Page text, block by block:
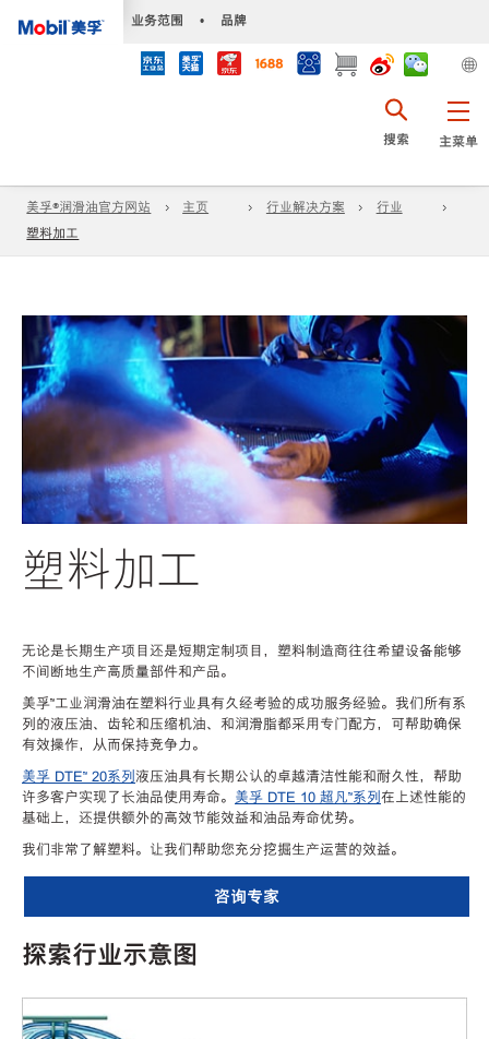
业务范围 • 品牌
主菜单
搜索
美孚®润滑油官方网站 主页 行业解决方案
行业
塑料加工
塑料加工
无论是长期生产项目还是短期定制项目，塑料制造商往往希望设备能够
不间断地生产高质量部件和产品。
美孚™工业润滑油在塑料行业具有久经考验的成功服务经验。我们所有系
列的液压油、齿轮和压缩机油、和润滑脂都采用专门配方，可帮助确保
有效操作，从而保持竞争力。
美孚 DTE™ 20系列 液压油具有长期公认的卓越清洁性能和耐久性，帮助
许多客户实现了长油品使用寿命。 美孚 DTE 10 超凡™系列 在上述性能的
基础上，还提供额外的高效节能效益和油品寿命优势。
我们非常了解塑料。让我们帮助您充分挖掘生产运营的效益。
咨询专家
探索行业示意图